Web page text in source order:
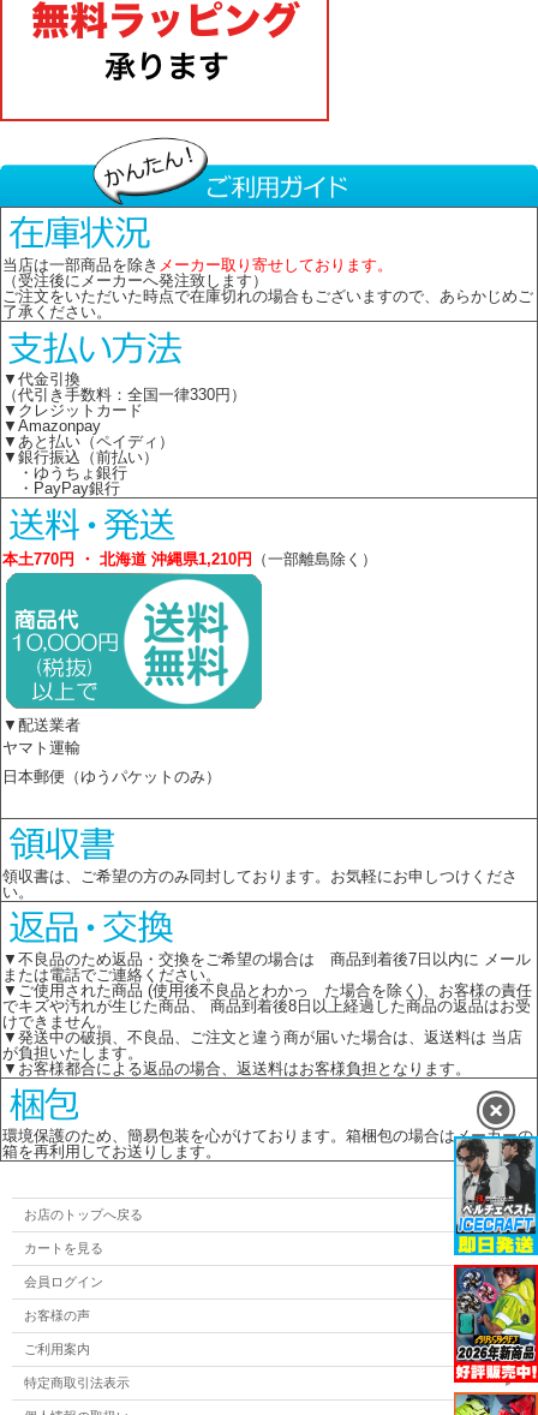
当店は一部商品を除き メーカー取り寄せしております。
（受注後にメーカーへ発注致します）
ご注文をいただいた時点で在庫切れの場合もございますので、あらかじめご
了承ください。
▼代金引換
（代引き手数料：全国一律330円）
▼クレジットカード
▼Amazonpay
▼あと払い（ペイディ）
▼銀行振込（前払い）
・ゆうちょ銀行
・PayPay銀行
本土770円 ・ 北海道 沖縄県1,210円 （一部離島除く）
▼配送業者
ヤマト運輸
日本郵便（ゆうパケットのみ）
領収書は、ご希望の方のみ同封しております。お気軽にお申しつけくださ
い。
▼不良品のため返品・交換をご希望の場合は 商品到着後7日以内に メール
または電話でご連絡ください。
▼ご使用された商品 (使用後不良品とわかっ た場合を除く)、お客様の責任
でキズや汚れが生じた商品、 商品到着後8日以上経過した商品の返品はお受
けできません。
▼発送中の破損、不良品、ご注文と違う商が届いた場合は、返送料は 当店
が負担いたします。
▼お客様都合による返品の場合、返送料はお客様負担となります。
環境保護のため、簡易包装を心がけております。箱梱包の場合はメーカーの
箱を再利用してお送りします。
お店のトップへ戻る
カートを見る
会員ログイン
お客様の声
ご利用案内
特定商取引法表示